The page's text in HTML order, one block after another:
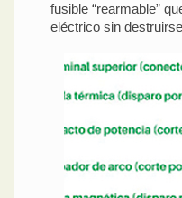
fusible “rearmable”
eléctrico sin